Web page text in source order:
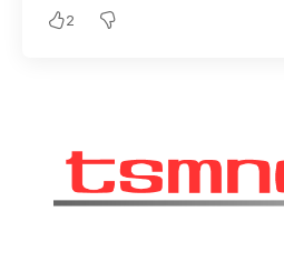
2